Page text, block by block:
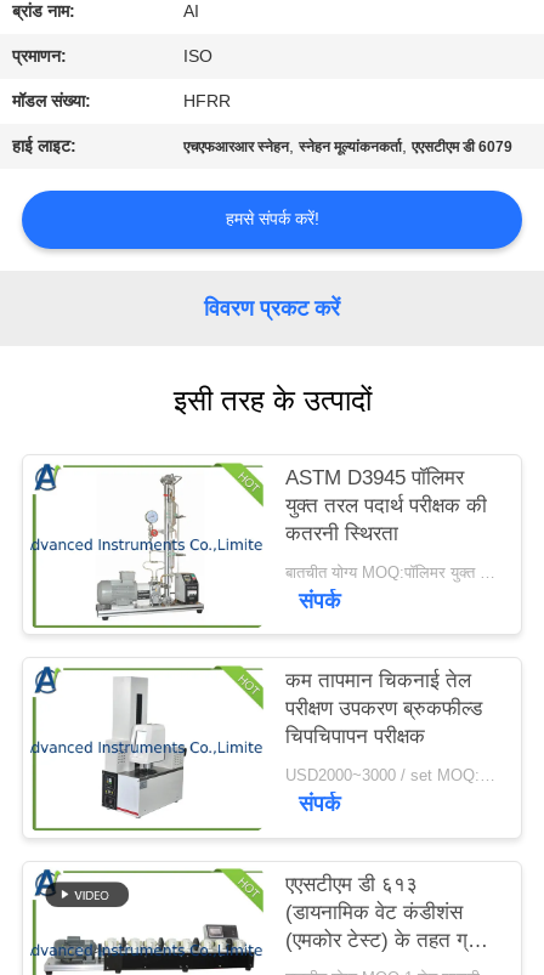
संपर्क
करें
समाचार
मामलों
करें
साइटमैप
PRIVACY
POLICY
ब्रांड नाम: AI
प्रमाणन: ISO
मॉडल संख्या: HFRR
हाई लाइट: एचएफआरआर स्नेहन,स्नेहन मूल्यांकनकर्ता,एएसटीएम डी 6079
हमसे संपर्क करें!
विवरण प्रकट करें
इसी तरह के उत्पादों
ASTM D3945 पॉलिमर
युक्त तरल पदार्थ परीक्षक की
कतरनी स्थिरता
बातचीत योग्य MOQ:पॉलिमर युक्त तरल पदार्थ परीक्षक की 1 सेट कतरनी स्थिरता
संपर्क
कम तापमान चिकनाई तेल
परीक्षण उपकरण ब्रुकफील्ड
चिपचिपापन परीक्षक
USD2000~3000 / set MOQ:1 सेट
संपर्क
एएसटीएम डी ६१३
(डायनामिक वेट कंडीशंस
(एमकोर टेस्ट) के तहत ग्रीस
परीक्षण उपकरण